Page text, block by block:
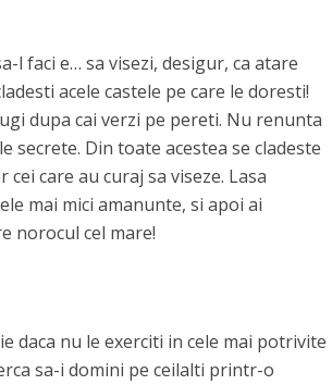
l faci e… sa visezi, desigur, ca atare
acele castele pe care le doresti!
dupa cai verzi pe pereti. Nu renunta
Din toate acestea se cladeste
care au curaj sa viseze. Lasa
mai mici amanunte, si apoi ai
norocul cel mare!
daca nu le exerciti in cele mai potrivite
sa-i domini pe ceilalti printr-o